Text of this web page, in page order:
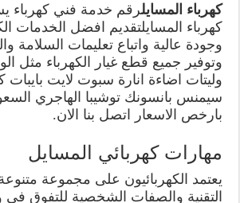
كهرباء المسايلرقم خدمة فني كهرباء
كهرباء المسايلتقديم افضل الخدمات
وجودة عالية واتباع تعليمات السلامة
وتوفير جميع قطع غيار الكهرباء مثل
وليتات اضاءة انارة سبوت لايت بايبات
سيمنس بانسونك توشيبا الهاجري
بارخص الاسعار اتصل بنا الان.
مهارات كهربائي المسايل
يعتمد الكهربائيون على مجموعة
التقنية والصفات الشخصية للتفوق